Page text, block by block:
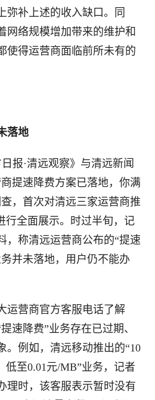
弥补上述的收入缺口。同
网络规模增加带来的维护和
使得运营商面临前所未有的
落地
·清远观察》与清远新闻
提速降费方案已落地，你满
，首次对清远三家运营商推
行全面展示。时过半旬，记
，称清远运营商公布的“提速
并未落地，用户仍不能办
营商官方客服电话了解
速降费”业务存在已过期、
。例如，清远移动推出的“10
低至0.01元/MB”业务，记者
理时，该客服表示暂时没有